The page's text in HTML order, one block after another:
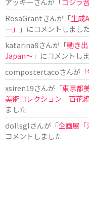
RosaGrantさんが「生成
ー」
」にコメントしました
katarina8さんが「動き
Japan〜」にコメントし
compostertacoさんが「
xsiren19さんが「東京都
美術コレクション 百花
ました
dollsglさんが「企画展「
コメントしました